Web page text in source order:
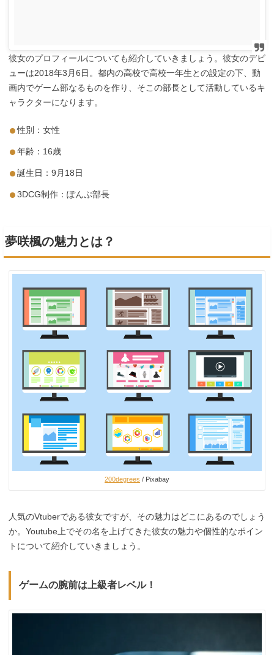
彼女のプロフィールについても紹介していきましょう。彼女のデビ
ューは2018年3月6日。都内の高校で高校一年生との設定の下、動
画内でゲーム部なるものを作り、そこの部長として活動しているキ
ャラクターになります。
性別：女性
年齢：16歳
誕生日：9月18日
3DCG制作：ぽんぷ部長
夢咲楓の魅力とは？
200degrees / Pixabay
人気のVtuberである彼女ですが、その魅力はどこにあるのでしょう
か。Youtube上でその名を上げてきた彼女の魅力や個性的なポイン
トについて紹介していきましょう。
ゲームの腕前は上級者レベル！